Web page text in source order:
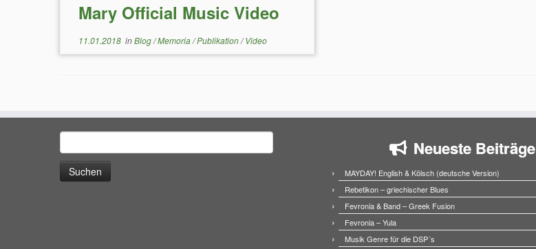
Mary Official Music Video
11.01.2018inBlog/Memoria/Publikation/Video
nach:
Neueste Beiträge
MAYDAY! English & Kölsch (deutsche Version)
Rebetikon – griechischer Blues
Fevronia & Band – Greek Fusion
Fevronia – Yula
Musik Genre für die DSP´s